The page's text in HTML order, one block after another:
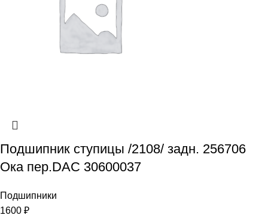
Подшипник ступицы /2108/ задн. 256706
Ока пер.DAC 30600037
Подшипники
1600 ₽